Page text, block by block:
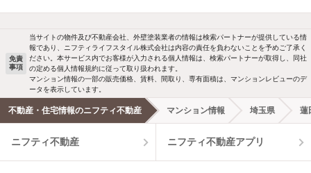
免責
事項
当サイトの物件及び不動産会社、外壁塗装業者の情報は検索パートナーが提供している情
報であり、ニフティライフスタイル株式会社は内容の責任を負わないことを予めご了承く
ださい。本サービス内でお客様が入力される個人情報は、検索パートナーが取得し、同社
の定める個人情報規約に従って取り扱われます。
マンション情報の一部の販売価格、賃料、間取り、専有面積は、マンションレビューのデ
ータを表示しています。
不動産・住宅情報のニフティ不動産 マンション情報 埼玉県 蓮
ニフティ不動産 ニフティ不動産アプリ